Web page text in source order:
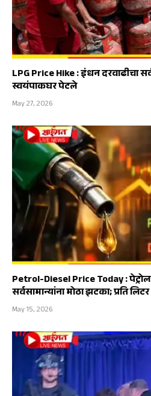
LPG Price Hike : इंधन दरवाढीचा
स्वयंपाकघर पेटले
May 27, 2026
Petrol-Diesel Price Today :
सर्वसामान्यांना मोठा झटका; प्रति
May 15, 2026